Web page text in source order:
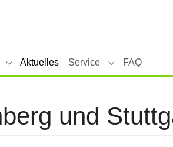
Submenu for "Forschung & Förderung"
Aktuelles Service
Submenu for
FAQ
und